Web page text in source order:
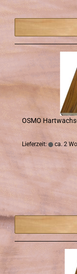
OSMO
Lieferzeit: ca. 2